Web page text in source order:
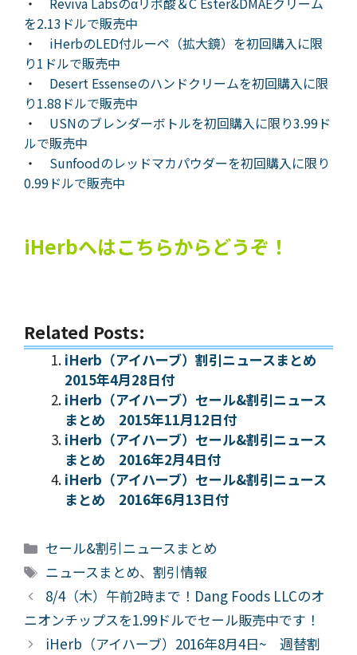
を2.13ドルで販売中
・ iHerbのLED付ルーペ（拡大鏡）を初回購入に限
り1ドルで販売中
・ Desert Essenseのハンドクリームを初回購入に限
り1.88ドルで販売中
・ USNのブレンダーボトルを初回購入に限り3.99ド
ルで販売中
・ Sunfoodのレッドマカパウダーを初回購入に限り
0.99ドルで販売中
iHerbへはこちらからどうぞ！
Related Posts:
iHerb（アイハーブ）割引ニュースまとめ
2015年4月28日付
iHerb（アイハーブ）セール&割引ニュース
まとめ 2015年11月12日付
iHerb（アイハーブ）セール&割引ニュース
まとめ 2016年2月4日付
iHerb（アイハーブ）セール&割引ニュース
まとめ 2016年6月13日付
カ
テ
ゴ
リ
ー
セール&割引ニュースまとめ
タ
グ
ニュースまとめ、割引情報
8/4（木）午前2時まで！Dang Foods LLCのオ
ニオンチップスを1.99ドルでセール販売中です！
iHerb（アイハーブ）2016年8月4日~ 週替割